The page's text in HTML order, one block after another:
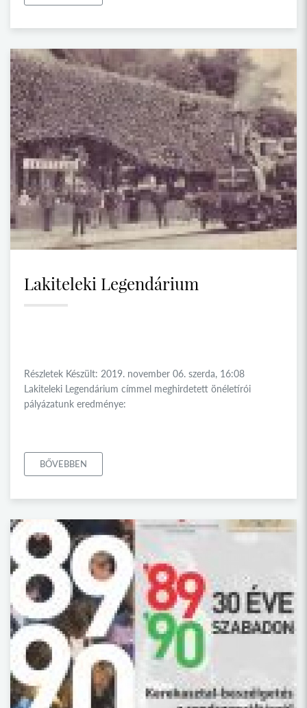
Lakiteleki Legendárium
Részletek Készült: 2019. november 06. szerda, 16:08
Lakiteleki Legendárium címmel meghirdetett önéletírói
pályázatunk eredménye:
BŐVEBBEN